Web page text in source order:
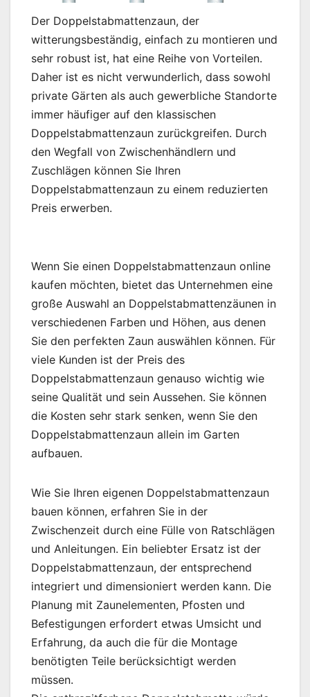
Der Doppelstabmattenzaun, der
witterungsbeständig, einfach zu montieren und
sehr robust ist, hat eine Reihe von Vorteilen.
Daher ist es nicht verwunderlich, dass sowohl
private Gärten als auch gewerbliche Standorte
immer häufiger auf den klassischen
Doppelstabmattenzaun zurückgreifen. Durch
den Wegfall von Zwischenhändlern und
Zuschlägen können Sie Ihren
Doppelstabmattenzaun zu einem reduzierten
Preis erwerben.
Wenn Sie einen Doppelstabmattenzaun online
kaufen möchten, bietet das Unternehmen eine
große Auswahl an Doppelstabmattenzäunen in
verschiedenen Farben und Höhen, aus denen
Sie den perfekten Zaun auswählen können. Für
viele Kunden ist der Preis des
Doppelstabmattenzaun genauso wichtig wie
seine Qualität und sein Aussehen. Sie können
die Kosten sehr stark senken, wenn Sie den
Doppelstabmattenzaun allein im Garten
aufbauen.
Wie Sie Ihren eigenen Doppelstabmattenzaun
bauen können, erfahren Sie in der
Zwischenzeit durch eine Fülle von Ratschlägen
und Anleitungen. Ein beliebter Ersatz ist der
Doppelstabmattenzaun, der entsprechend
integriert und dimensioniert werden kann. Die
Planung mit Zaunelementen, Pfosten und
Befestigungen erfordert etwas Umsicht und
Erfahrung, da auch die für die Montage
benötigten Teile berücksichtigt werden
müssen.